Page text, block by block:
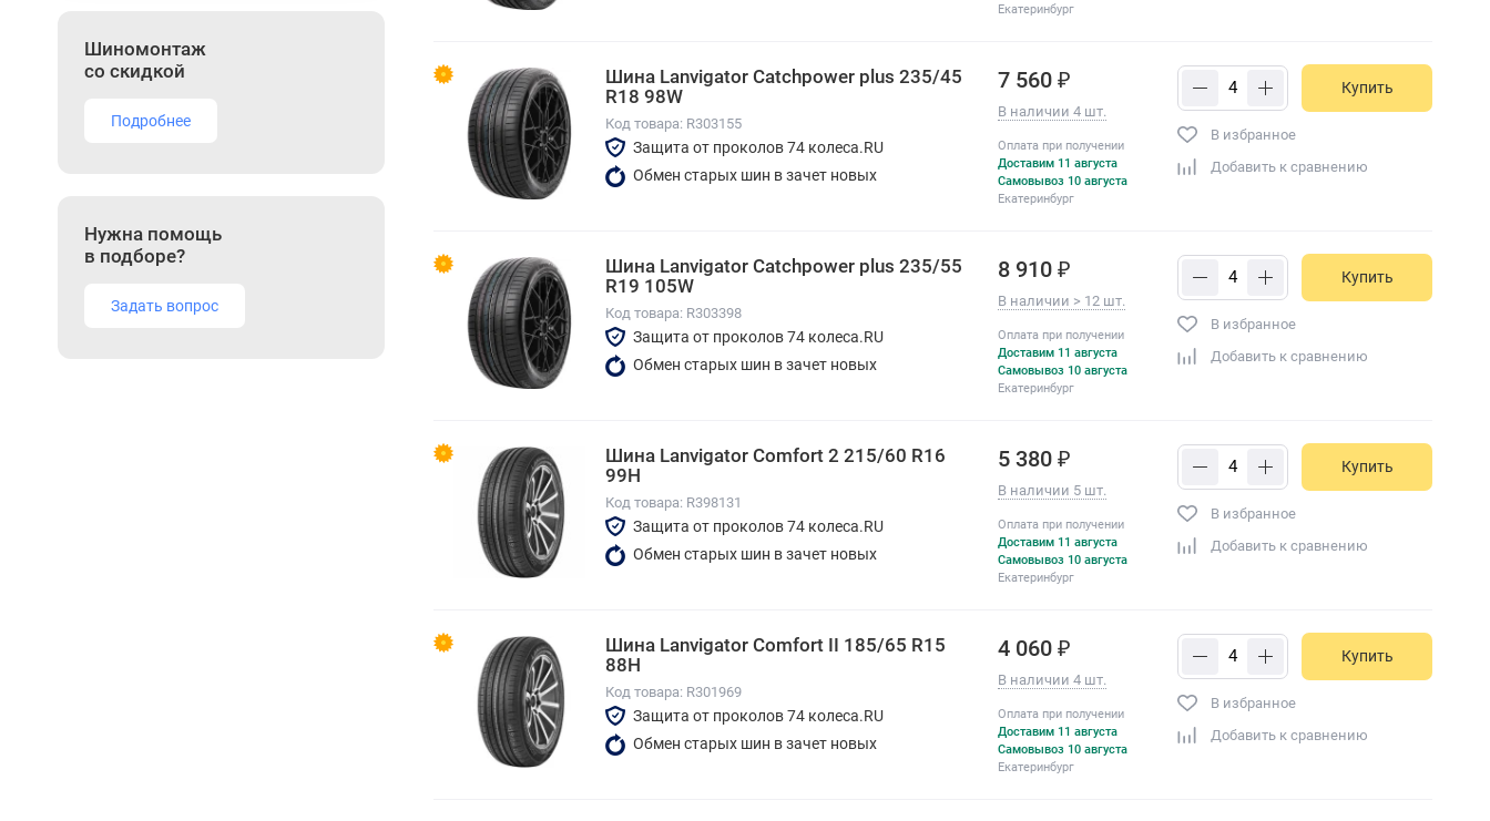
Шиномонтаж
со скидкой
Подробнее
Нужна помощь
в подборе?
Задать вопрос
Екатеринбург
Шина Lanvigator Catchpower plus 235/45
R18 98W
Код товара: R303155
Защита от проколов 74 колеса.RU
Обмен старых шин в зачет новых
7 560 ₽
В наличии 4 шт.
Оплата при получении
Доставим 11 августа
Самовывоз 10 августа
Екатеринбург
Купить
В избранное
Добавить к сравнению
Шина Lanvigator Catchpower plus 235/55
R19 105W
Код товара: R303398
Защита от проколов 74 колеса.RU
Обмен старых шин в зачет новых
8 910 ₽
В наличии > 12 шт.
Оплата при получении
Доставим 11 августа
Самовывоз 10 августа
Екатеринбург
Купить
В избранное
Добавить к сравнению
Шина Lanvigator Comfort 2 215/60 R16
99H
Код товара: R398131
Защита от проколов 74 колеса.RU
Обмен старых шин в зачет новых
5 380 ₽
В наличии 5 шт.
Оплата при получении
Доставим 11 августа
Самовывоз 10 августа
Екатеринбург
Купить
В избранное
Добавить к сравнению
Шина Lanvigator Comfort II 185/65 R15
88H
Код товара: R301969
Защита от проколов 74 колеса.RU
Обмен старых шин в зачет новых
4 060 ₽
В наличии 4 шт.
Оплата при получении
Доставим 11 августа
Самовывоз 10 августа
Екатеринбург
Купить
В избранное
Добавить к сравнению